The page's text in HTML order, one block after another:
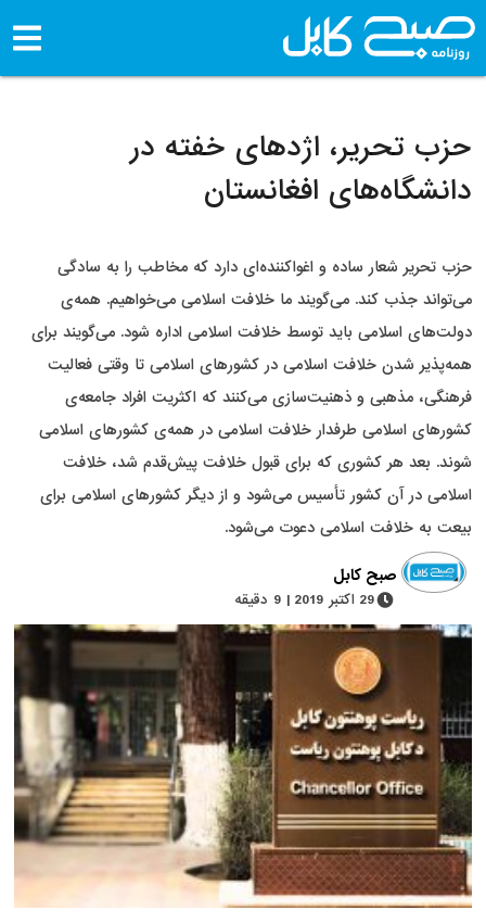
حزب تحریر، اژدهای خفته در
دانشگاه‌های افغانستان
حزب تحریر شعار ساده و اغواکننده‌ای دارد که مخاطب را به سادگی
می‌تواند جذب کند. می‌گویند ما خلافت اسلامی می‌خواهیم. همه‌ی
دولت‌های اسلامی باید توسط خلافت اسلامی اداره شود. می‌گویند برای
همه‌پذیر شدن خلافت اسلامی در کشورهای اسلامی تا وقتی فعالیت
فرهنگی، مذهبی و ذهنیت‌سازی می‌کنند که اکثریت افراد جامعه‌ی
کشورهای اسلامی طرفدار خلافت اسلامی در همه‌ی کشورهای اسلامی
شوند. بعد هر کشوری‌ که برای قبول خلافت پیش‌قدم شد، خلافت
اسلامی در آن کشور تأسیس می‌شود و از دیگر کشورهای اسلامی برای
بیعت به خلافت اسلامی دعوت می‌شود.
صبح کابل
29 اکتبر 2019 | 9 دقیقه